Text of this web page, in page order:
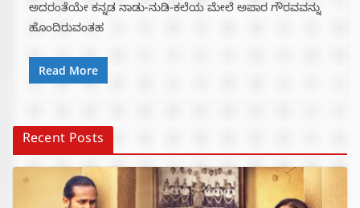
ಅದರಂತೆಯೇ ಕನ್ನಡ ನಾಡು-ನುಡಿ-ಕಲೆಯ ಮೇಲೆ ಅಪಾರ ಗೌರವವನ್ನು
ಹೊಂದಿರುವಂತಹ
Read More
Recent Posts